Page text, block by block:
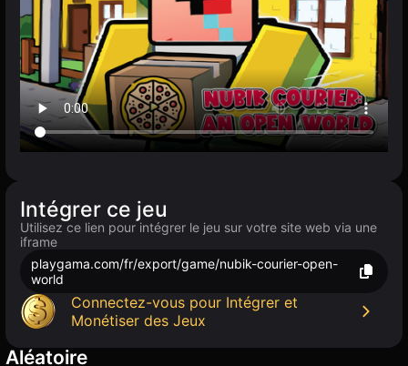
Intégrer ce jeu
Utilisez ce lien pour intégrer le jeu sur votre site web via une
iframe
playgama.com/fr/export/game/nubik-courier-open-
world
Connectez-vous pour Intégrer et
Monétiser des Jeux
Aléatoire